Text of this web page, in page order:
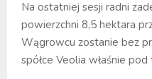
Na ostatniej sesji radni
powierzchni 8,5 hektara
Wągrowcu zostanie bez
spółce Veolia właśnie